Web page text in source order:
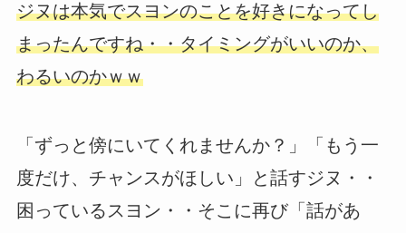
ジヌは本気でスヨンのことを好きになってし
まったんですね・・タイミングがいいのか、
わるいのかｗｗ
「ずっと傍にいてくれませんか？」「もう一
度だけ、チャンスがほしい」と話すジヌ・・
困っているスヨン・・そこに再び「話があ